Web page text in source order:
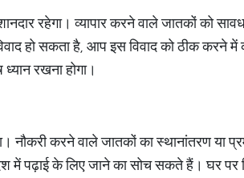
रहेगा। व्यापार करने वाले जातकों को
हो सकता है, आप इस विवाद को ठीक करने में
रखना होगा।
नौकरी करने वाले जातकों का स्थानांतरण या
में पढ़ाई के लिए जाने का सोच सकते हैं। घर